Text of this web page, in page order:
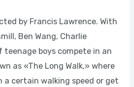
by Francis Lawrence. With
Ben Wang, Charlie
teenage boys compete in an
as «The Long Walk,» where
certain walking speed or get